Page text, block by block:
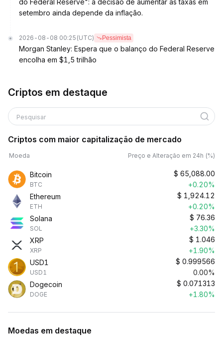
do Federal Reserve": a decisão de aumentar as taxas em
setembro ainda depende da inflação.
2026-08-08 00:25 (UTC) Pessimista
Morgan Stanley: Espera que o balanço do Federal Reserve
encolha em $1,5 trilhão
Criptos em destaque
Pesquisar
Criptos com maior capitalização de mercado
Moeda Preço e Alteração em 24h (%)
Bitcoin
BTC
$ 65,088.00
+0.20%
Ethereum
ETH
$ 1,924.12
+0.20%
Solana
SOL
$ 76.36
+3.30%
XRP
XRP
$ 1.046
+1.90%
USD1
USD1
$ 0.999566
0.00%
Dogecoin
DOGE
$ 0.071313
+1.80%
Moedas em destaque